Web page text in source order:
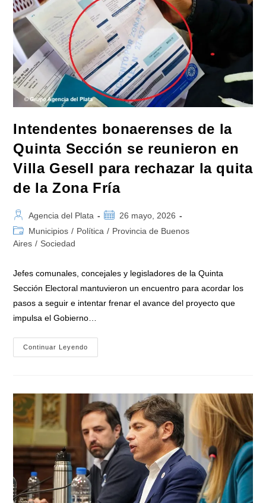
Afronte
Los
Gastos
En
Seguridad
Que
Le
Cargan
A
Los
Municipios
Intendentes bonaerenses de la
Quinta Sección se reunieron en
Villa Gesell para rechazar la quita
de la Zona Fría
Autor
de
la
Agencia del Plata
Publicación
de
26 mayo, 2026
Categoría
de
Municipios / Política / Provincia de Buenos
Aires / Sociedad
Jefes comunales, concejales y legisladores de la Quinta
Sección Electoral mantuvieron un encuentro para acordar los
pasos a seguir e intentar frenar el avance del proyecto que
impulsa el Gobierno…
Continuar Leyendo
Bonaerenses
Se
Reunieron
En
Villa
Gesell
Para
Rechazar
La
Quita
De
La
Zona
Fría